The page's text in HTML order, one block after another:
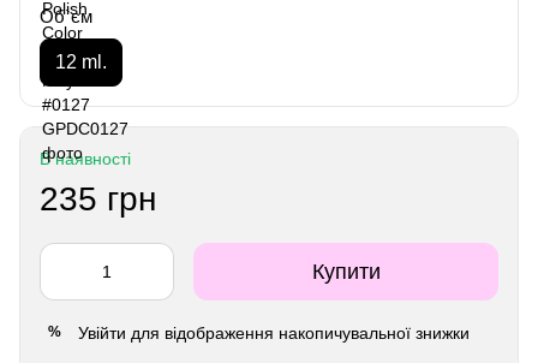
Об`єм
12 ml.
В наявності
235 грн
Купити
% Увійти для відображення накопичувальної знижки